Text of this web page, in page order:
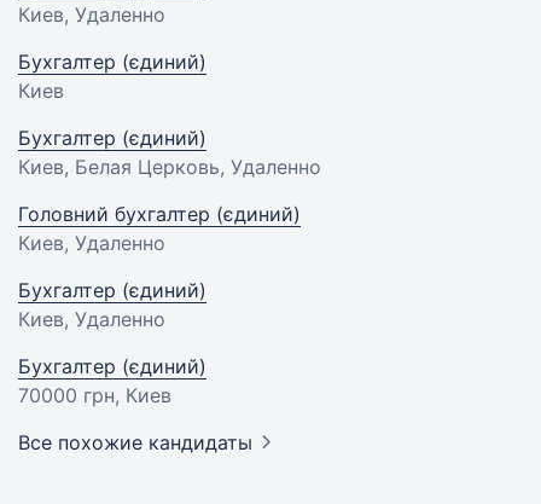
Киев, Удаленно
Бухгалтер (єдиний)
Киев
Бухгалтер (єдиний)
Киев, Белая Церковь, Удаленно
Головний бухгалтер (єдиний)
Киев, Удаленно
Бухгалтер (єдиний)
Киев, Удаленно
Бухгалтер (єдиний)
70000 грн, Киев
Все похожие кандидаты